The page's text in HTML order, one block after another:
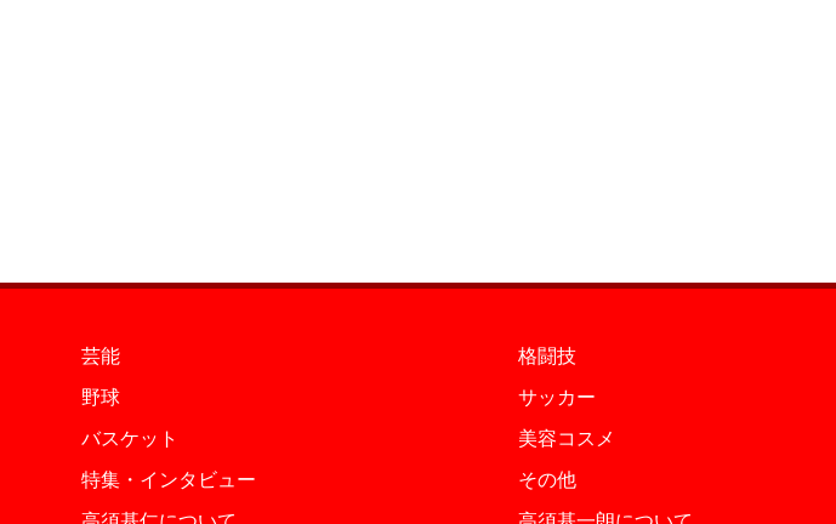
芸能
格闘技
野球
サッカー
バスケット
美容コスメ
特集・インタビュー
その他